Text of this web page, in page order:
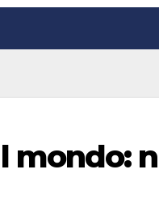
mondo: